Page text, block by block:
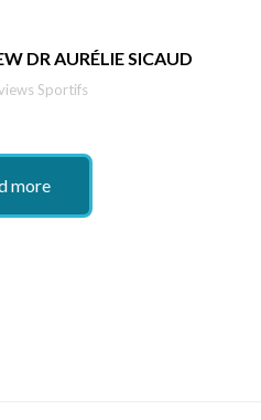
DR AURÉLIE SICAUD
Sportifs
more